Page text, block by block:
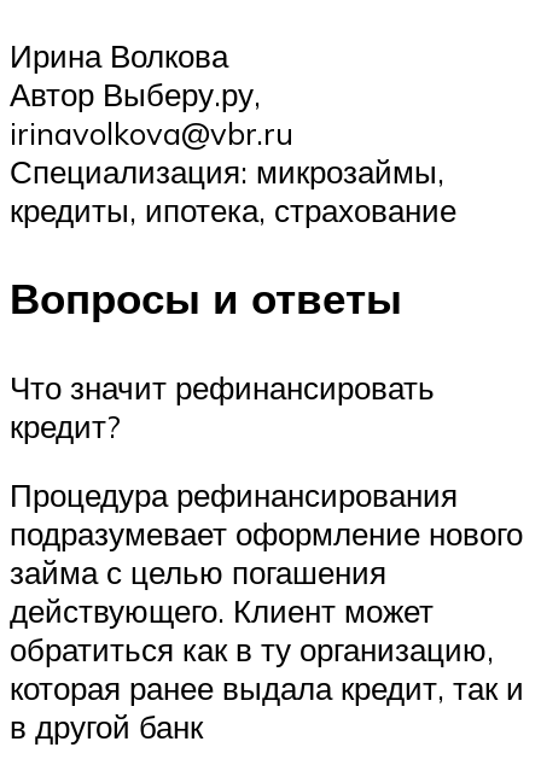
Ирина Волкова
Автор Выберу.ру,
irinavolkova@vbr.ru
Специализация: микрозаймы,
кредиты, ипотека, страхование
Вопросы и ответы
Что значит рефинансировать
кредит?
Процедура рефинансирования
подразумевает оформление нового
займа с целью погашения
действующего. Клиент может
обратиться как в ту организацию,
которая ранее выдала кредит, так и
в другой банк